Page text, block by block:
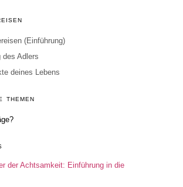
(Einführung)
des Adlers
deines Lebens
THEMEN
der Achtsamkeit: Einführung in die